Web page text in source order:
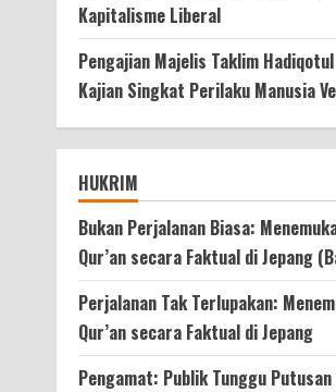
Kapitalisme Liberal
Pengajian Majelis Taklim
Kajian Singkat Perilaku Manusia
HUKRIM
Bukan Perjalanan Biasa:
Qur’an secara Faktual di Jepang
Perjalanan Tak Terlupakan:
Qur’an secara Faktual di Jepang
Pengamat: Publik Tunggu